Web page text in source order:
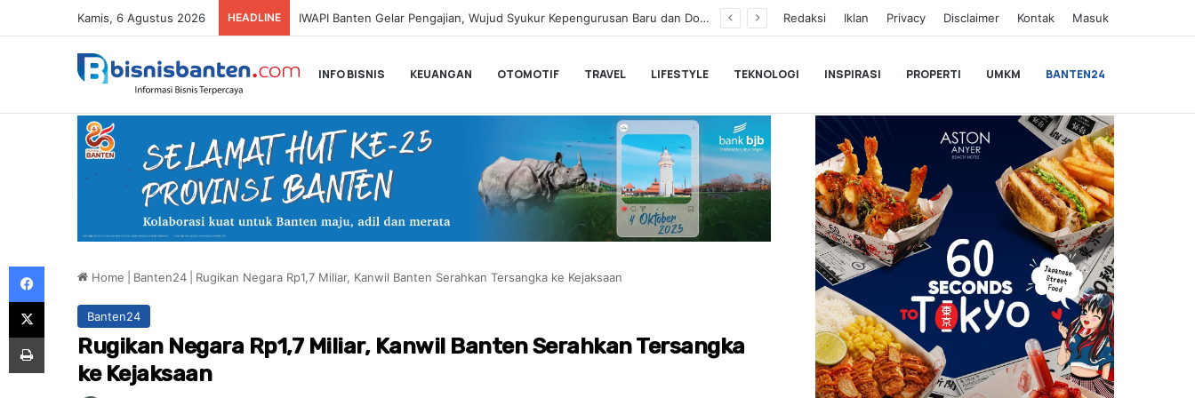
Kamis, 6 Agustus 2026 HEADLINE SMARTFREN Luncurkan Unlimited 5G Tanpa Batas di Semarang Redaksi Iklan Privacy Disclaimer Kontak Masuk
INFO BISNIS KEUANGAN OTOMOTIF TRAVEL LIFESTYLE TEKNOLOGI INSPIRASI PROPERTI UMKM BANTEN24
Home Banten24 Rugikan Negara Rp1,7 Miliar, Kanwil Banten Serahkan Tersangka ke Kejaksaan
Banten24
Rugikan Negara Rp1,7 Miliar, Kanwil Banten Serahkan Tersangka
ke Kejaksaan